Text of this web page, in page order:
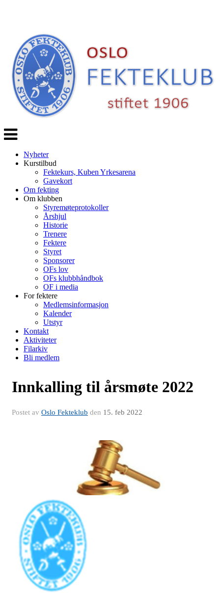
Veksle
navigasjon
Nyheter
Kurstilbud
Fektekurs, Kuben Yrkesarena
Gavekort
Om fekting
Om klubben
Styremøteprotokoller
Årshjul
Historie
Trenere
Fektere
Styret
Sponsorer
OFs lov
OFs klubbhåndbok
OF i media
For fektere
Medlemsinformasjon
Kalender
Utstyr
Kontakt
Aktiviteter
Filarkiv
Bli medlem
Innkalling til årsmøte 2022
Postet av Oslo Fekteklub den 15. feb 2022